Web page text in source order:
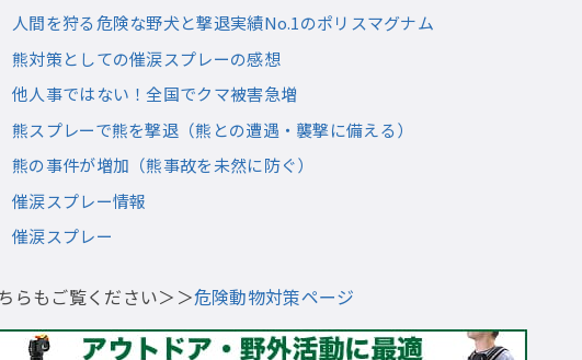
人間を狩る危険な野犬と撃退実績No.1のポリスマグナム
熊対策としての催涙スプレーの感想
他人事ではない！全国でクマ被害急増
熊スプレーで熊を撃退（熊との遭遇・襲撃に備える）
熊の事件が増加（熊事故を未然に防ぐ）
催涙スプレー情報
催涙スプレー
らもご覧ください＞＞危険動物対策ページ